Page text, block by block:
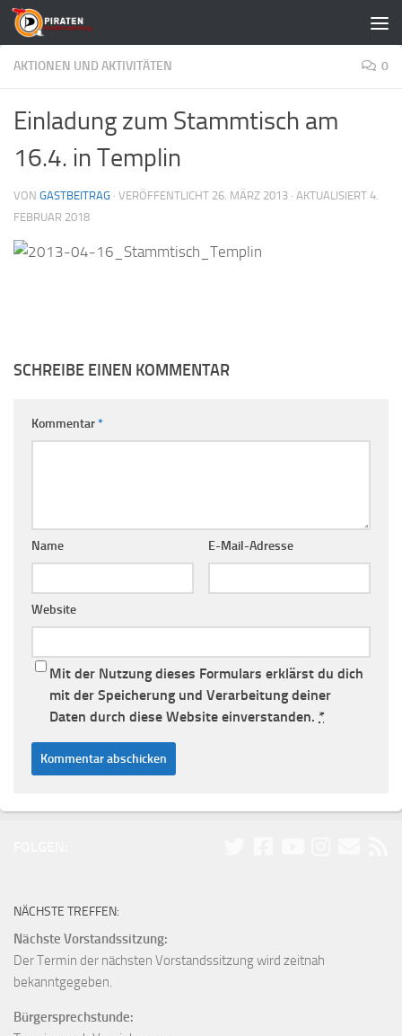
Zum Inhalt springen
AKTIONEN UND AKTIVITÄTEN 0
Einladung zum Stammtisch am
16.4. in Templin
VON GASTBEITRAG · VERÖFFENTLICHT 26. MÄRZ 2013 · AKTUALISIERT 4.
FEBRUAR 2018
SCHREIBE EINEN KOMMENTAR
Kommentar*
Name E-Mail-Adresse
Website
Mit der Nutzung dieses Formulars erklärst du dich
mit der Speicherung und Verarbeitung deiner
Daten durch diese Website einverstanden. *
NÄCHSTE TREFFEN:
Nächste Vorstandssitzung:
Der Termin der nächsten Vorstandssitzung wird zeitnah
bekanntgegeben.
Bürgersprechstunde: